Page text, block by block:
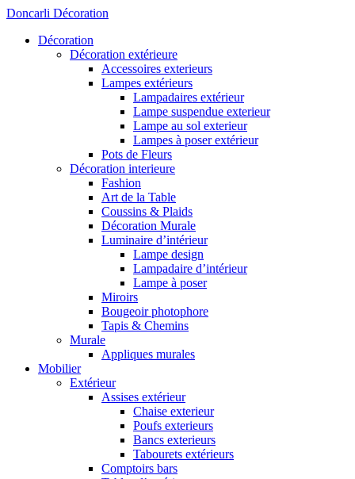
Aller
contenu
Doncarli Décoration
Décoration
Décoration extérieure
Accessoires exterieurs
Lampes extérieurs
Lampadaires extérieur
Lampe suspendue exterieur
Lampe au sol exterieur
Lampes à poser extérieur
Pots de Fleurs
Décoration interieure
Fashion
Art de la Table
Coussins & Plaids
Décoration Murale
Luminaire d’intérieur
Lampe design
Lampadaire d’intérieur
Lampe à poser
Miroirs
Bougeoir photophore
Tapis & Chemins
Murale
Appliques murales
Mobilier
Extérieur
Assises extérieur
Chaise exterieur
Poufs exterieurs
Bancs exterieurs
Tabourets extérieurs
Comptoirs bars